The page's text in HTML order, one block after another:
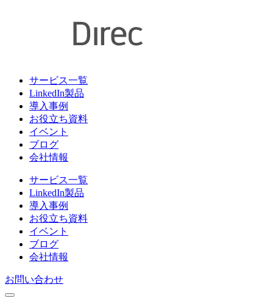
サービス一覧
LinkedIn製品
導入事例
お役立ち資料
イベント
ブログ
会社情報
サービス一覧
LinkedIn製品
導入事例
お役立ち資料
イベント
ブログ
会社情報
お問い合わせ